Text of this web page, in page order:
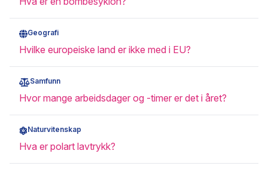
Geografi
Hvilke europeiske land er ikke med i EU?
Samfunn
Hvor mange arbeidsdager og -timer er det i året?
Naturvitenskap
Hva er polart lavtrykk?